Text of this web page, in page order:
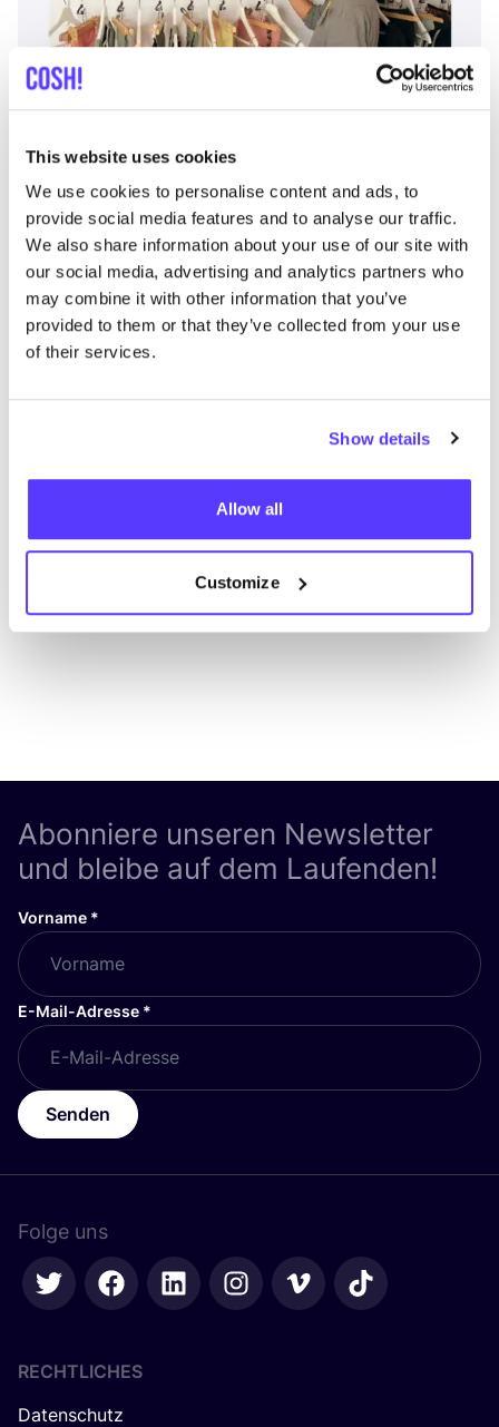
This website uses cookies
We use cookies to personalise content and ads, to
provide social media features and to analyse our traffic.
We also share information about your use of our site with
our social media, advertising and analytics partners who
may combine it with other information that you’ve
provided to them or that they’ve collected from your use
of their services.
Show details
Allow all
Customize
Fashion Space
Avenida Francisco Andrade Fumero 1, Arona
Kleidung
List Map
Abonniere unseren Newsletter
und bleibe auf dem Laufenden!
Vorname *
E-Mail-Adresse *
Senden
Folge uns
RECHTLICHES
Datenschutz